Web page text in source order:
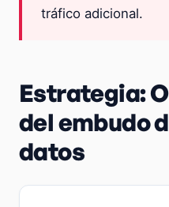
tráfico adicional.
Estrategia:
del embudo
datos